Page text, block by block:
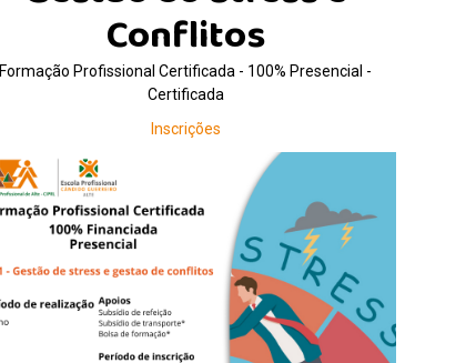
Conflitos
Formação Profissional Certificada - 100% Presencial -
Certificada
Inscrições